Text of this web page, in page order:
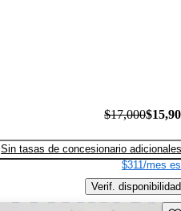
$17,000
Sin tasas de concesionario adicionales
$311/mes
Verif. disponibilidad